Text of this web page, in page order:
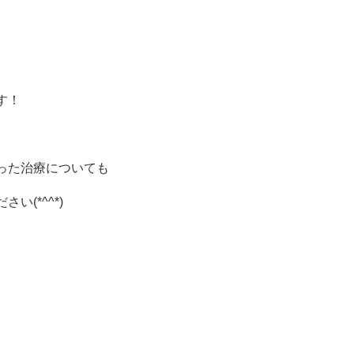
！
た治療についても
さい(*^^*)